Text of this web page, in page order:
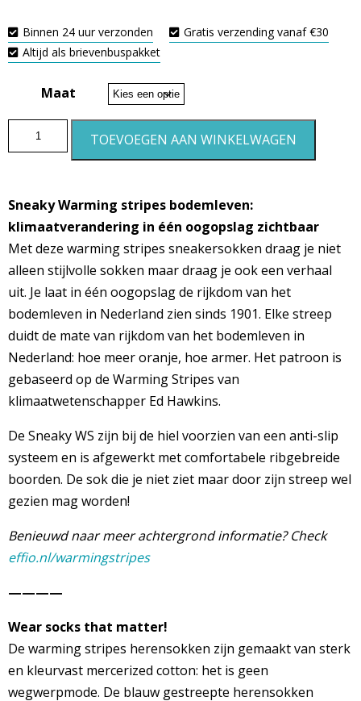
Binnen 24 uur verzonden
Gratis verzending vanaf €30
Altijd als brievenbuspakket
Maat
TOEVOEGEN AAN WINKELWAGEN
Sneaky Warming stripes bodemleven:
klimaatverandering in één oogopslag zichtbaar
Met deze warming stripes sneakersokken draag je niet
alleen stijlvolle sokken maar draag je ook een verhaal
uit. Je laat in één oogopslag de rijkdom van het
bodemleven in Nederland zien sinds 1901. Elke streep
duidt de mate van rijkdom van het bodemleven in
Nederland: hoe meer oranje, hoe armer. Het patroon is
gebaseerd op de Warming Stripes van
klimaatwetenschapper Ed Hawkins.
De Sneaky WS zijn bij de hiel voorzien van een anti-slip
systeem en is afgewerkt met comfortabele ribgebreide
boorden. De sok die je niet ziet maar door zijn streep wel
gezien mag worden!
Benieuwd naar meer achtergrond informatie?Check
effio.nl/warmingstripes
————
Wear socks that matter!
De warming stripes herensokken zijn gemaakt van sterk
en kleurvast mercerized cotton: het is geen
wegwerpmode. De blauw gestreepte herensokken